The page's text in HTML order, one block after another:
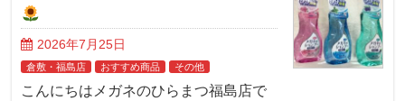
2026年7月25日
倉敷・福島店 おすすめ商品 その他
こんにちはメガネのひらまつ福島店で